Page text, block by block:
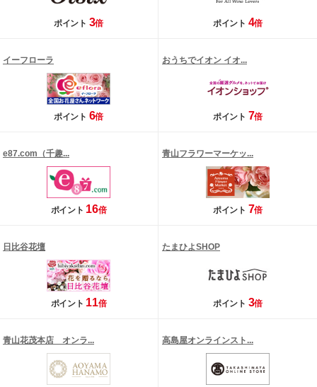
ポイント 3倍 ポイント 4倍
イーフローラ
ポイント 6倍
おうちでイオン イオ...
ポイント 7倍
e87.com（千趣...
ポイント 16倍
青山フラワーマーケッ...
ポイント 7倍
日比谷花壇
ポイント 11倍
たまひよSHOP
ポイント 3倍
青山花茂本店 オンラ... 高島屋オンラインスト...